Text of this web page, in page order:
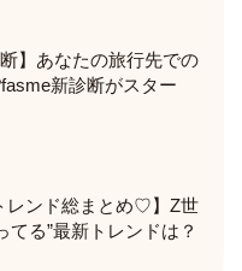
】あなたの旅行先での
新診断がスター
レンド総まとめ♡】Z世
てる”最新トレンドは？
チェック♪